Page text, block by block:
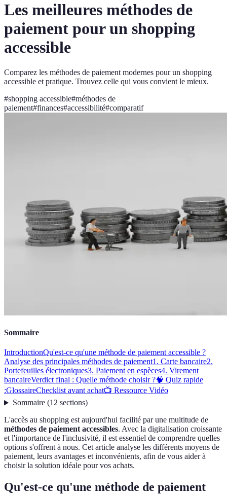
Les meilleures méthodes de
paiement pour un shopping
accessible
Comparez les méthodes de paiement modernes pour un shopping
accessible et pratique. Trouvez celle qui vous convient le mieux.
#shopping accessible#méthodes de
paiement#finances#accessibilité#comparatif
Sommaire
IntroductionQu'est-ce qu'une méthode de paiement accessible ?
Analyse des principales méthodes de paiement1. Carte bancaire2.
Portefeuilles électroniques3. Paiement en espèces4. Virement
bancaireVerdict final : Quelle méthode choisir ?🧠 Quiz rapide
:GlossaireChecklist avant achat📺 Ressource Vidéo
Sommaire(12 sections)
L'accès au shopping est aujourd'hui facilité par une multitude de
méthodes de paiement accessibles. Avec la digitalisation croissante
et l'importance de l'inclusivité, il est essentiel de comprendre quelles
options s'offrent à nous. Cet article analyse les différents moyens de
paiement, leurs avantages et inconvénients, afin de vous aider à
choisir la solution idéale pour vos achats.
Qu'est-ce qu'une méthode de paiement